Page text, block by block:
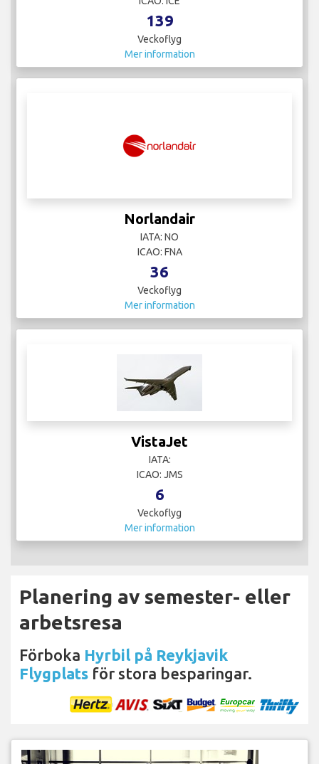
139
Veckoflyg
Mer information
Norlandair
IATA: NO
ICAO: FNA
36
Veckoflyg
Mer information
VistaJet
IATA:
ICAO: JMS
6
Veckoflyg
Mer information
Planering av semester- eller
arbetsresa
Förboka Hyrbil på Reykjavik
Flygplats för stora besparingar.